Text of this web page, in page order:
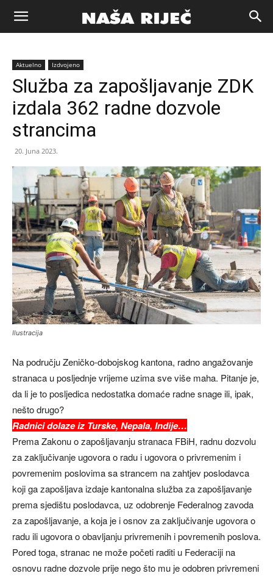
Naša
riječ
Zenica
Aktuelno Izdvojeno
Služba za zapošljavanje ZDK
izdala 362 radne dozvole
strancima
20. Juna 2023.
Ilustracija
Na području Zeničko-dobojskog kantona, radno angažovanje
stranaca u posljednje vrijeme uzima sve više maha. Pitanje je,
da li je to posljedica nedostatka domaće radne snage ili, ipak,
nešto drugo?
Radnici dolaze iz Turske, Nepala, Indije…
Prema Zakonu o zapošljavanju stranaca FBiH, radnu dozvolu
za zaključivanje ugovora o radu i ugovora o privremenim i
povremenim poslovima sa strancem na zahtjev poslodavca
koji ga zapošljava izdaje kantonalna služba za zapošljavanje
prema sjedištu poslodavca, uz odobrenje Federalnog zavoda
za zapošljavanje, a koja je i osnov za zaključivanje ugovora o
radu ili ugovora o obavljanju privremenih i povremenih poslova.
Pored toga, stranac ne može početi raditi u Federaciji na
osnovu radne dozvole prije nego što mu je odobren privremeni